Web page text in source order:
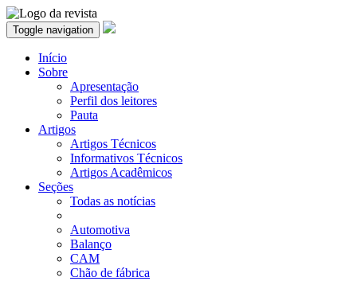
Toggle navigation
Início
Sobre
Apresentação
Perfil dos leitores
Pauta
Artigos
Artigos Técnicos
Informativos Técnicos
Artigos Acadêmicos
Seções
Todas as notícias
Automotiva
Balanço
CAM
Chão de fábrica